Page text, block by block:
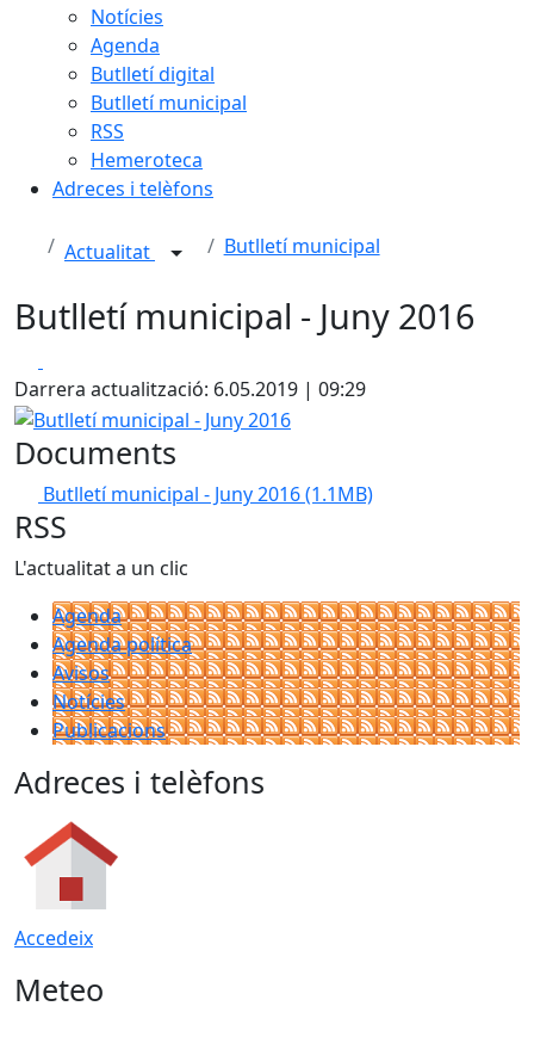
Notícies
Agenda
Butlletí digital
Butlletí municipal
RSS
Hemeroteca
Adreces i telèfons
Actualitat Butlletí municipal
Butlletí municipal - Juny 2016
Darrera actualització: 6.05.2019 | 09:29
Butlletí municipal - Juny 2016
Documents
Butlletí municipal - Juny 2016(1.1MB)
RSS
L'actualitat a un clic
Agenda
Agenda política
Avisos
Notícies
Publicacions
Adreces i telèfons
Accedeix
Meteo